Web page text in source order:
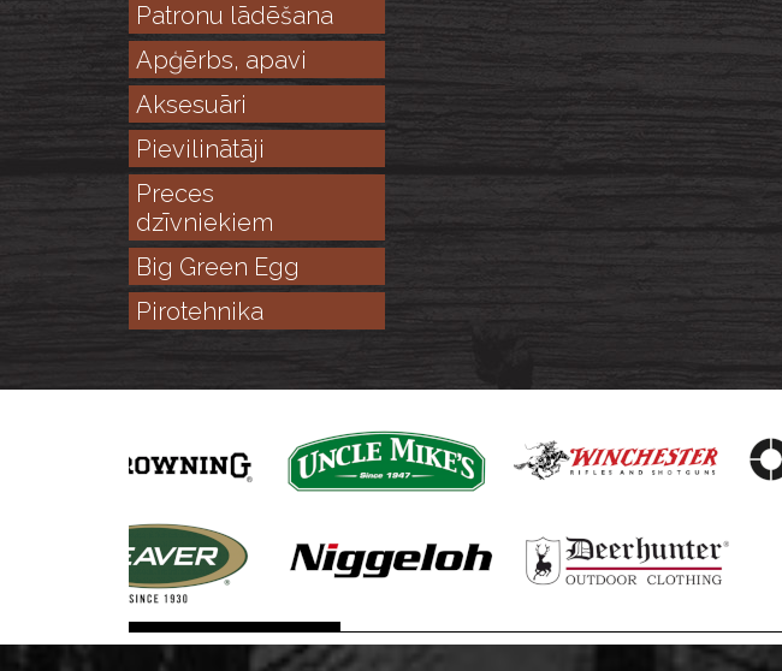
Patronu lādēšana
Apģērbs, apavi
Aksesuāri
Pievilinātāji
Preces
dzīvniekiem
Big Green Egg
Pirotehnika